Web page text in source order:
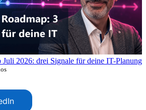
Juli 2026: drei Signale für deine IT-Planung